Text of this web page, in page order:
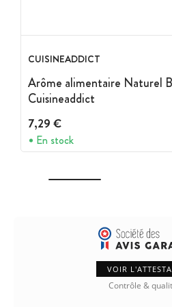
CUISINEADDICT
Arôme alimentaire Naturel
Cuisineaddict
7,29 €
En stock
VOIR
Contrôle &